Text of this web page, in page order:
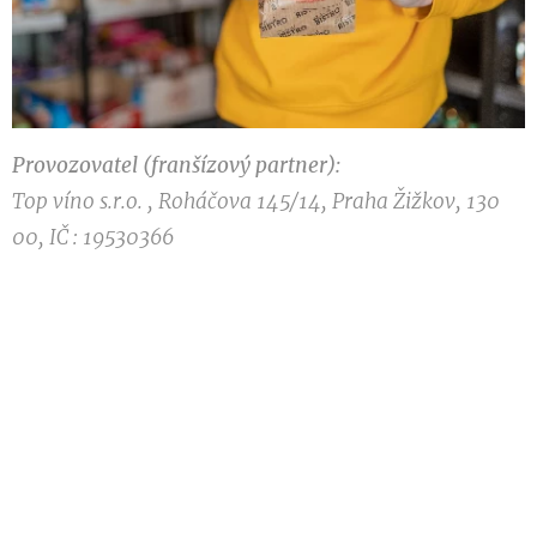
Provozovatel (franšízový partner):
Top víno s.r.o. , Roháčova 145/14, Praha Žižkov, 130
00, IČ : 19530366